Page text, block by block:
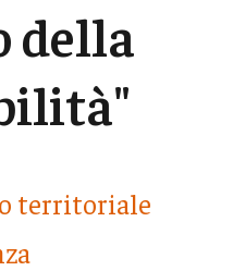
della
territoriale